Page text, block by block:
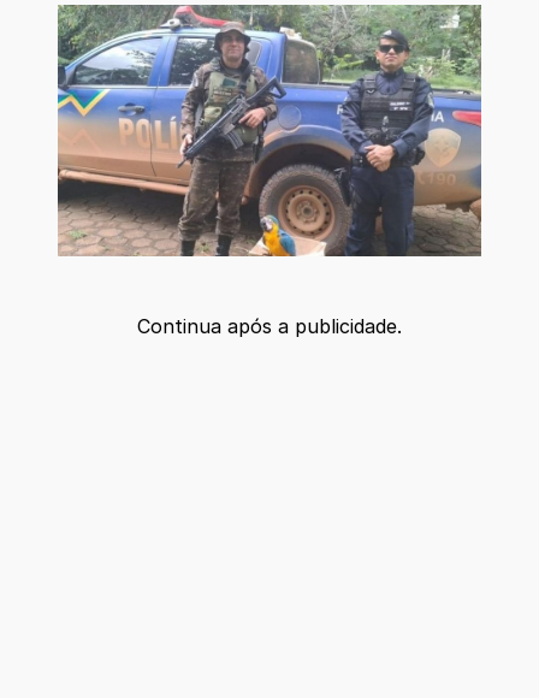
Continua após a publicidade.